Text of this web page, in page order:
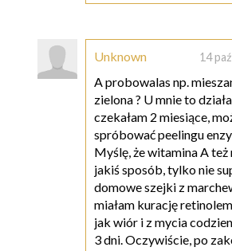
Unknown 14
A probowalas np.
zielona ? U mnie to
czekałam 2 miesiące,
spróbować peelingu
Myślę, że witamina A
jakiś sposób, tylko nie
domowe szejki z
miałam kurację
jak wiór i z mycia
3 dni. Oczywiście, po